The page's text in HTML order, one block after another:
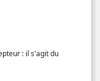
: il s'agit du